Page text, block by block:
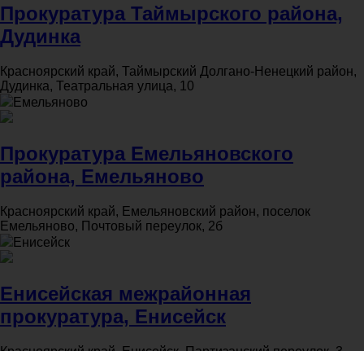
Прокуратура Таймырского района,
Дудинка
Красноярский край, Таймырский Долгано-Ненецкий район,
Дудинка, Театральная улица, 10
Емельяново
Прокуратура Емельяновского
района, Емельяново
Красноярский край, Емельяновский район, поселок
Емельяново, Почтовый переулок, 2б
Енисейск
Енисейская межрайонная
прокуратура, Енисейск